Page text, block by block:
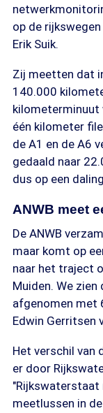
op de
Erik Suik.
Zij meetten dat
140.000
één kilometer
de A1 en de A6
gedaald naar
dus op een
ANWB meet
De ANWB
maar komt op
naar het traject
Muiden. We
afgenomen met
Edwin Gerritsen
Het verschil van
er door
"Rijkswaterstaat
meetlussen in